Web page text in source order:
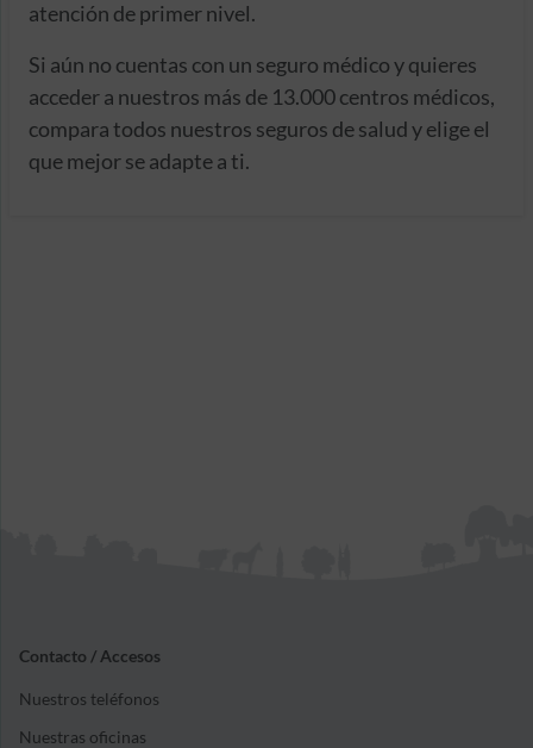
atención de primer nivel.
Si aún no cuentas con un seguro médico y quieres
acceder a nuestros más de 13.000 centros médicos,
compara todos nuestros seguros de salud y elige el
que mejor se adapte a ti.
Contacto / Accesos
Nuestros teléfonos
Nuestras oficinas